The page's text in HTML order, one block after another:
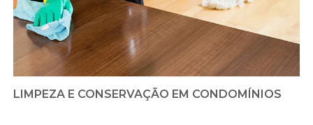
LIMPEZA E CONSERVAÇÃO EM CONDOMÍNIOS